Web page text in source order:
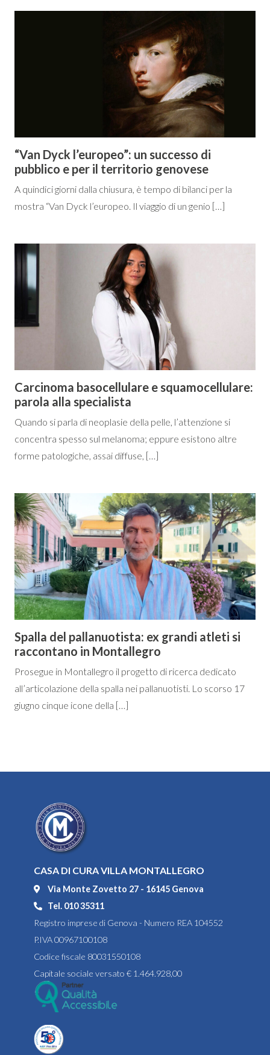
“Van Dyck l’europeo”: un successo di
pubblico e per il territorio genovese
A quindici giorni dalla chiusura, è tempo di bilanci per la
mostra “Van Dyck l’europeo. Il viaggio di un genio […]
Carcinoma basocellulare e squamocellulare:
parola alla specialista
Quando si parla di neoplasie della pelle, l’attenzione si
concentra spesso sul melanoma; eppure esistono altre
forme patologiche, assai diffuse, […]
Spalla del pallanuotista: ex grandi atleti si
raccontano in Montallegro
Prosegue in Montallegro il progetto di ricerca dedicato
all’articolazione della spalla nei pallanuotisti. Lo scorso 17
giugno cinque icone della […]
CASA DI CURA VILLA MONTALLEGRO
Via Monte Zovetto 27 - 16145 Genova
Tel. 010 35311
Registro imprese di Genova - Numero REA 104552
P.IVA 00967100108
Codice fiscale 80031550108
Capitale sociale versato € 1.464.928,00